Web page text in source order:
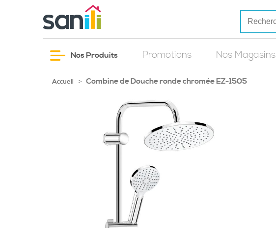
Nos Produits Promotions Nos Magasins
Accueil > Combine de Douche ronde chromée EZ-1505